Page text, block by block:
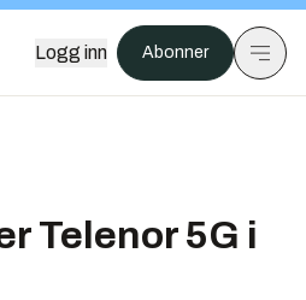
Logg inn Abonner
Telenor 5G i